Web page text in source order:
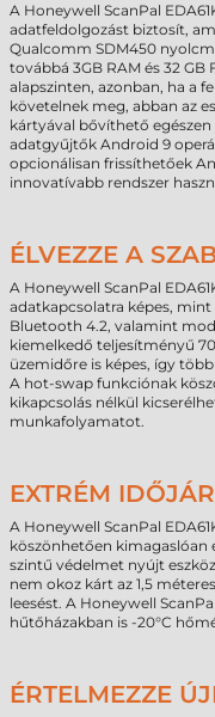
A Honeywell ScanPal
adatfeldolgozást biztosít,
Qualcomm SDM450
továbbá 3GB RAM és 32
alapszinten, azonban, ha a
követelnek meg, abban az
kártyával bővíthető egészen
adatgyűjtők Android 9
opcionálisan frissíthetőek
innovatívabb rendszer
ÉLVEZZE A
A Honeywell ScanPal
adatkapcsolatra képes, mint
Bluetooth 4.2, valamint
kiemelkedő teljesítményű
üzemidőre is képes, így
A hot-swap funkciónak
kikapcsolás nélkül
munkafolyamatot.
EXTRÉM
A Honeywell ScanPal
köszönhetően kimagaslóan
szintű védelmet nyújt
nem okoz kárt az 1,5
leesést. A Honeywell
hűtőházakban is -20°C
ÉRTELMEZZE